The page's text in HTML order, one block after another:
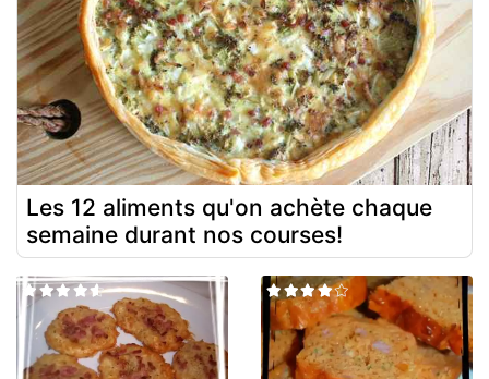
Les 12 aliments qu'on achète chaque
semaine durant nos courses!